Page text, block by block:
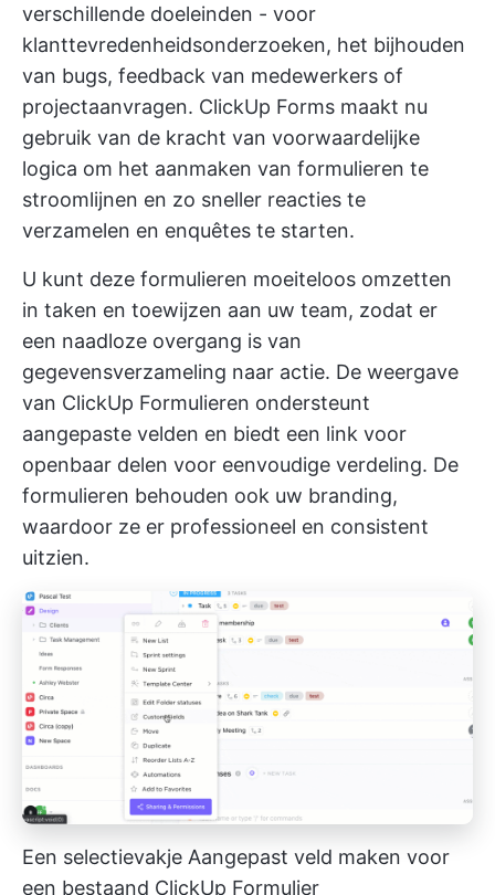
verschillende doeleinden - voor
klanttevredenheidsonderzoeken, het bijhouden
van bugs, feedback van medewerkers of
projectaanvragen. ClickUp Forms maakt nu
gebruik van de kracht van voorwaardelijke
logica om het aanmaken van formulieren te
stroomlijnen en zo sneller reacties te
verzamelen en enquêtes te starten.
U kunt deze formulieren moeiteloos omzetten
in taken en toewijzen aan uw team, zodat er
een naadloze overgang is van
gegevensverzameling naar actie. De weergave
van ClickUp Formulieren ondersteunt
aangepaste velden en biedt een link voor
openbaar delen voor eenvoudige verdeling. De
formulieren behouden ook uw branding,
waardoor ze er professioneel en consistent
uitzien.
Een selectievakje Aangepast veld maken voor
een bestaand ClickUp Formulier